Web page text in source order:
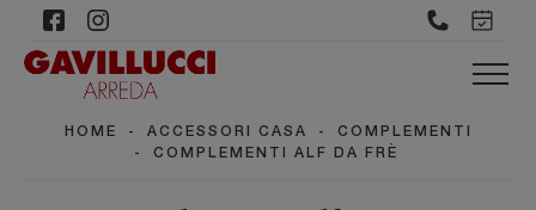
HOME - ACCESSORI CASA -
COMPLEMENTI
-
COMPLEMENTI ALF DA FRÈ